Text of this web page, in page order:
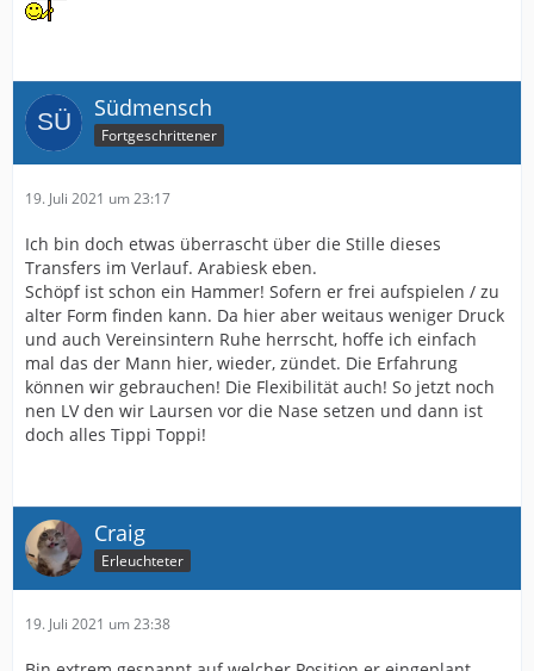
Südmensch
Fortgeschrittener
19. Juli 2021 um 23:17
Ich bin doch etwas überrascht über die Stille dieses
Transfers im Verlauf. Arabiesk eben.
Schöpf ist schon ein Hammer! Sofern er frei aufspielen / zu
alter Form finden kann. Da hier aber weitaus weniger Druck
und auch Vereinsintern Ruhe herrscht, hoffe ich einfach
mal das der Mann hier, wieder, zündet. Die Erfahrung
können wir gebrauchen! Die Flexibilität auch! So jetzt noch
nen LV den wir Laursen vor die Nase setzen und dann ist
doch alles Tippi Toppi!
Craig
Erleuchteter
19. Juli 2021 um 23:38